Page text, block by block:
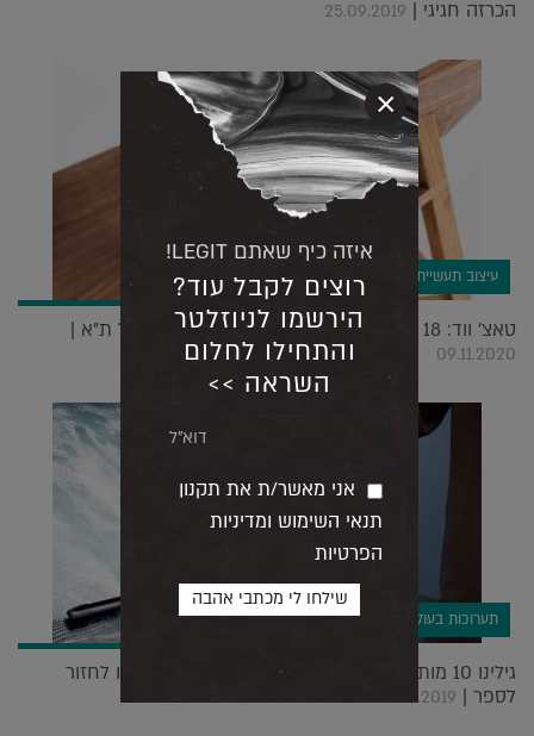
הכרזה חגיגי | 25.09.2019
עיצוב תעשייתי
טאצ' ווד: 18 נגרים השתלטו על מתחם אופנתי בנמל ת"א |
09.11.2020
תערוכות בעולם
גילינו 10 מותגים מבטיחים ב Maison&Objet ומיהרנו לחזור
לספר | 22.09.2019
איזה כיף שאתם LEGIT!
רוצים לקבל עוד?
הירשמו לניוזלטר
והתחילו לחלום
השראה >>
אני מאשר/ת את תקנון
תנאי השימוש ומדיניות
הפרטיות
×